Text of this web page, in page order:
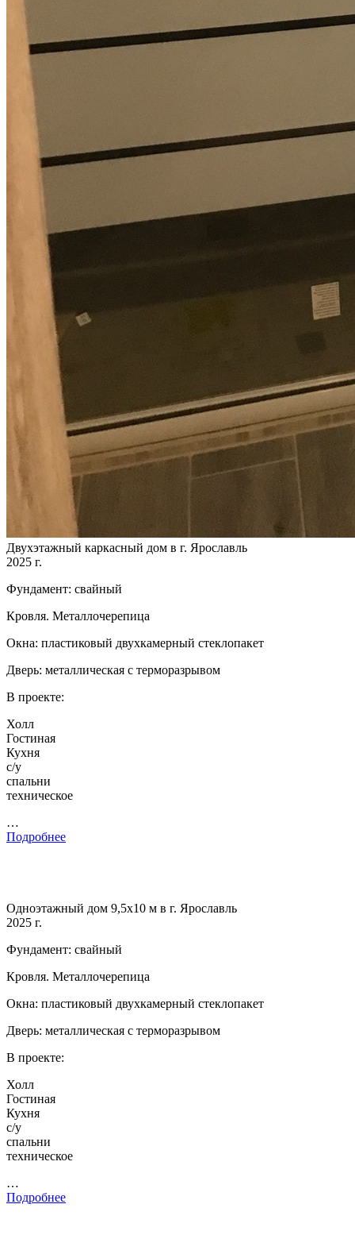
Двухэтажный каркасный дом в г. Ярославль
2025 г.
Фундамент: свайный
Кровля. Металлочерепица
Окна: пластиковый двухкамерный стеклопакет
Дверь: металлическая с терморазрывом
В проекте:
Холл
Гостиная
Кухня
с/у
спальни
техническое
…
Подробнее
Одноэтажный дом 9,5х10 м в г. Ярославль
2025 г.
Фундамент: свайный
Кровля. Металлочерепица
Окна: пластиковый двухкамерный стеклопакет
Дверь: металлическая с терморазрывом
В проекте:
Холл
Гостиная
Кухня
с/у
спальни
техническое
…
Подробнее